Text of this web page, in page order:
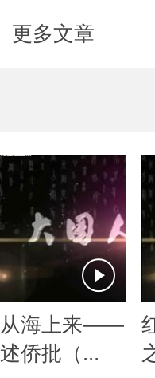
更多文章
海上来——
侨批（...